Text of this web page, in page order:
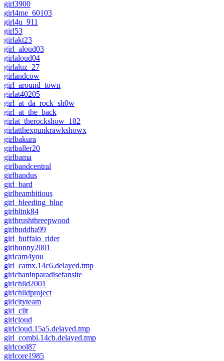
girl3900
girl4me_60103
girl4u_911
girl53
girlakt23
girl_aloud03
girlaloud04
girlaluz_27
girlandcow
girl_around_town
girlat40205
girl_at_da_rock_sh0w
girl_at_the_back
girlat_therockshow_182
girlatthexpunkrawkshowx
girlbakura
girlballer20
girlbama
girlbandcentral
girlbandus
girl_bard
girlbeambitious
girl_bleeding_blue
girlblink84
girlbrushthreepwood
girlbuddha99
girl_buffalo_rider
girlbunny2001
girlcam4you
girl_camx.14c6.delayed.tmp
girlchaninparadisefansite
girlchild2001
girlchildproject
girlcityteam
girl_clit
girlcloud
girlcloud.15a5.delayed.tmp
girl_combi.14cb.delayed.tmp
girlcool87
girlcore1985